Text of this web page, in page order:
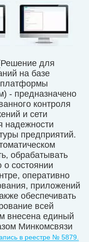
для
на базе
платформы
- предназначено
контроля
и сети
надежности
предприятий.
обрабатывать
состоянии
оперативно
приложений
обеспечивать
всей
внесена единый
Минкомсвязи
в реестре № 5879.